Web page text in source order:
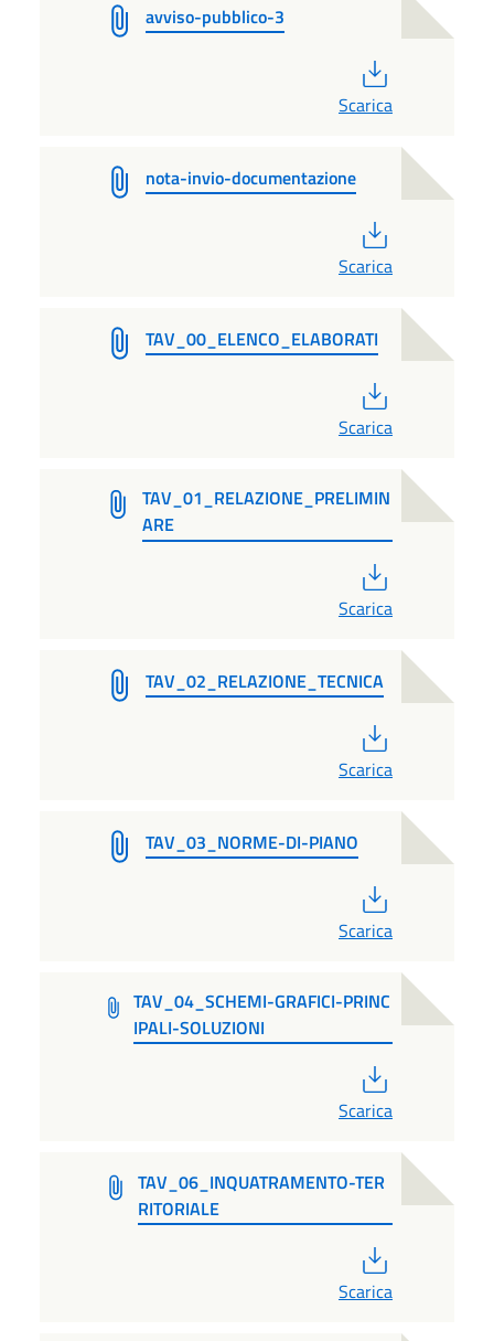
avviso-pubblico-3
Scarica
nota-invio-documentazione
Scarica
TAV_00_ELENCO_ELABORATI
Scarica
TAV_01_RELAZIONE_PRELIMIN
ARE
Scarica
TAV_02_RELAZIONE_TECNICA
Scarica
TAV_03_NORME-DI-PIANO
Scarica
TAV_04_SCHEMI-GRAFICI-PRINC
IPALI-SOLUZIONI
Scarica
TAV_06_INQUATRAMENTO-TER
RITORIALE
Scarica